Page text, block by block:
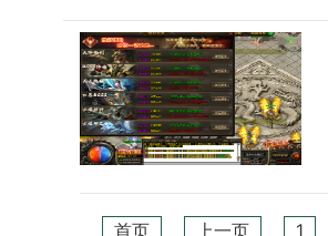
首页 上一页 1